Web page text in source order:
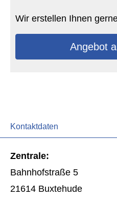
Wir erstellen Ihnen
An­ge­bot
Kontaktdaten
Zentrale:
Bahnhofstraße 5
21614 Buxtehude